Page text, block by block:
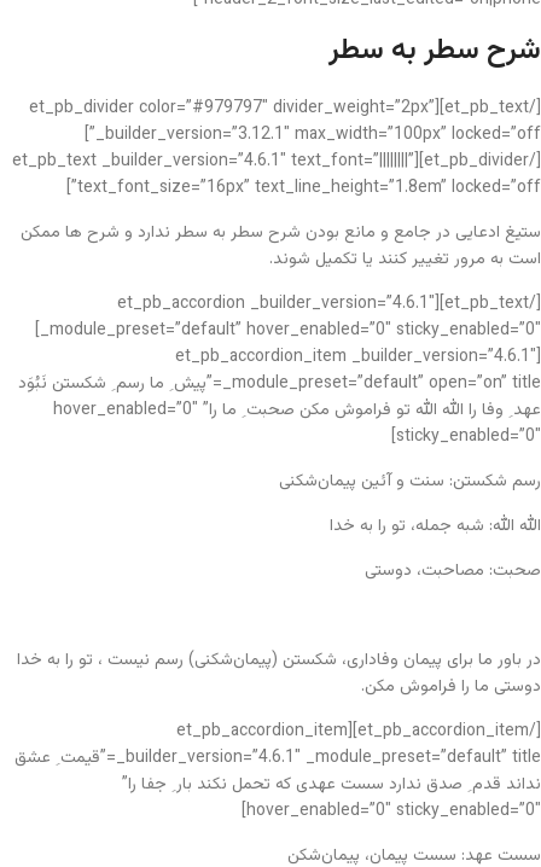
شرح سطر به سطر
[/et_pb_text][et_pb_divider color=”#979797″ divider_weight=”2px”
_builder_version=”3.12.1″ max_width=”100px” locked=”off”]
[/et_pb_divider][et_pb_text _builder_version=”4.6.1″ text_font=”||||||||”
text_font_size=”16px” text_line_height=”1.8em” locked=”off”]
ستیغ ادعایی در جامع و مانع بودن شرح سطر به سطر ندارد و شرح ها ممکن
است به مرور تغییر کنند یا تکمیل شوند.
[/et_pb_text][et_pb_accordion _builder_version=”4.6.1″
_module_preset=”default” hover_enabled=”0″ sticky_enabled=”0″]
[et_pb_accordion_item _builder_version=”4.6.1″
_module_preset=”default” open=”on” title=”پیش ِ ما رسم ِ شکستن نَبُوَد
عهد ِ وفا را الله الله تو فراموش مکن صحبت ِ ما را” hover_enabled=”0″
sticky_enabled=”0″]
رسم شکستن: سنت و آئین پیمان‌شکنی
الله الله: شبه جمله، تو را به خدا
صحبت: مصاحبت، دوستی
در باور ما برای پیمان وفاداری، شکستن (پیمان‌شکنی) رسم نیست ، تو را به خدا
دوستی ما را فراموش مکن.
[/et_pb_accordion_item][et_pb_accordion_item
_builder_version=”4.6.1″ _module_preset=”default” title=”قیمت ِ عشق
نداند قدم ِ صدق ندارد سست عهدی که تحمل نکند بار ِ جفا را”
hover_enabled=”0″ sticky_enabled=”0″]
سست عهد: سست پیمان، پیمان‌شکن